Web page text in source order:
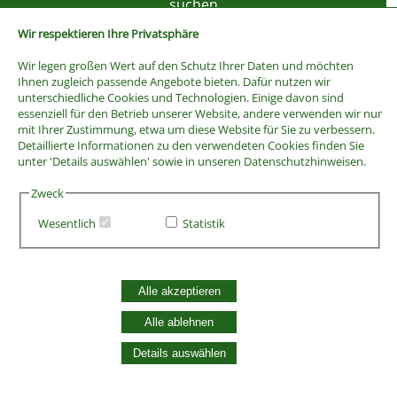
Wir respektieren Ihre Privatsphäre
Wir legen großen Wert auf den Schutz Ihrer Daten und möchten
Ihnen zugleich passende Angebote bieten. Dafür nutzen wir
unterschiedliche Cookies und Technologien. Einige davon sind
essenziell für den Betrieb unserer Website, andere verwenden wir nur
mit Ihrer Zustimmung, etwa um diese Website für Sie zu verbessern.
Detaillierte Informationen zu den verwendeten Cookies finden Sie
unter 'Details auswählen' sowie in unseren Datenschutzhinweisen.
Zweck
Wesentlich
Statistik
Alle akzeptieren
Alle ablehnen
Details auswählen
AGB
Vertrag widerrufen
Datenschutzerklärung
Zahlung und Versand
Batterieentsorgung
Widerruf Cookie-Einwilligung